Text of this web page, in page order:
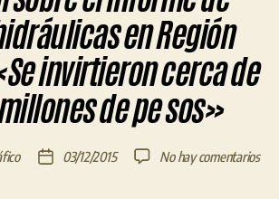
en Región
invirtieron cerca de
de pe sos»
Fecha03/12/2015 No hay comentariosen